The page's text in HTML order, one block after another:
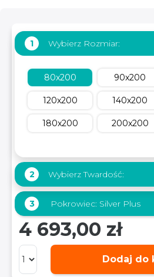
1 Wybierz Rozmiar:
80x200 90x200
120x200 140x200
180x200 200x200
2 Wybierz Twardość:
3 Pokrowiec: Silver Plus
4 693,00 zł
Dodaj do